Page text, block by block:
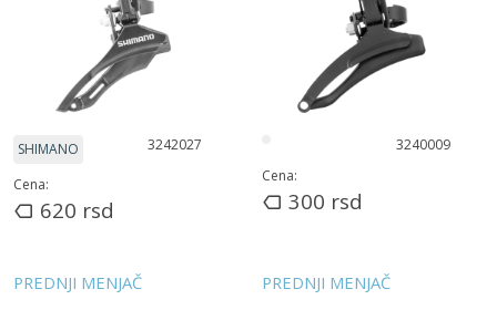
SHIMANO 3242027
Cena:
620 rsd
3240009
Cena:
300 rsd
PREDNJI MENJAČ PREDNJI MENJAČ